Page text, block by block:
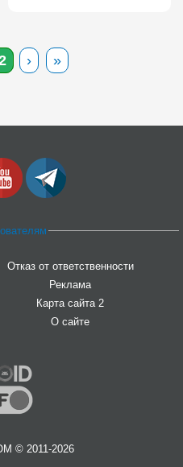
› »
Отказ от ответственности
Реклама
Карта сайта 2
О сайте
© 2011-2026